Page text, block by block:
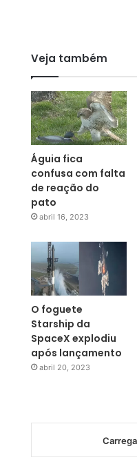
Veja também
Águia fica
confusa com falta
de reação do
pato
abril 16, 2023
O foguete
Starship da
SpaceX explodiu
após lançamento
abril 20, 2023